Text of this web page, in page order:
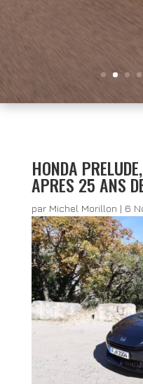
HONDA
APRES 25 ANS
par Michel Morillon | 6